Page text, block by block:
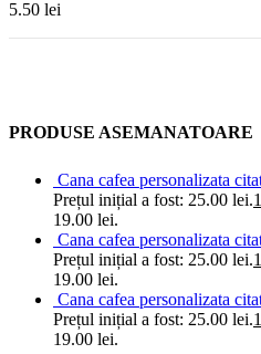
5.50 lei
PRODUSE ASEMANATOARE
Cana cafea personalizata
Prețul inițial a fost: 25.00 lei.
19.00 lei.
Cana cafea personalizata
Prețul inițial a fost: 25.00 lei.
19.00 lei.
Cana cafea personalizata
Prețul inițial a fost: 25.00 lei.
19.00 lei.